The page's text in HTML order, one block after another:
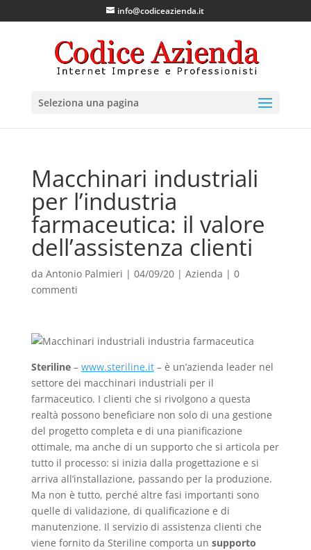
info@codiceazienda.it
Seleziona una pagina
Macchinari industriali
per l’industria
farmaceutica: il valore
dell’assistenza clienti
da Antonio Palmieri | 04/09/20| Azienda | 0
commenti
Steriline– www.steriline.it– è un’azienda leader nel
settore dei macchinari industriali per il
farmaceutico. I clienti che si rivolgono a questa
realtà possono beneficiare non solo di una gestione
del progetto completa e di una pianificazione
ottimale, ma anche di un supporto che si articola per
tutto il processo: si inizia dalla progettazione e si
arriva all’installazione, passando per la produzione.
Ma non è tutto, perché altre fasi importanti sono
quelle di validazione, di qualificazione e di
manutenzione. Il servizio di assistenza clienti che
viene fornito da Steriline comporta un supporto